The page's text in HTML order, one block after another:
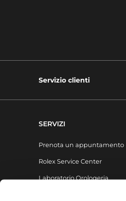
Servizio clienti
SERVIZI
Prenota un appuntamento
Rolex Service Center
Laboratorio Orologeria